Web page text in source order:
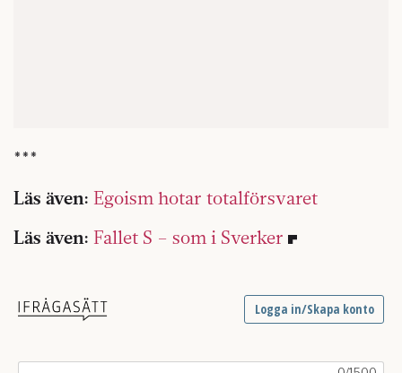
***
Läs även: Egoism hotar totalförsvaret
Läs även: Fallet S – som i Sverker